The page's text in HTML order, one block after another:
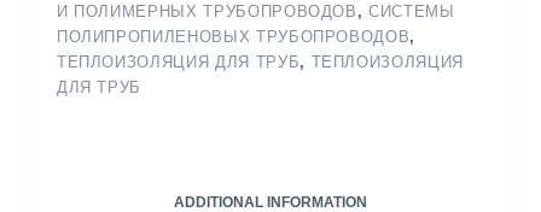
И ПОЛИМЕРНЫХ ТРУБОПРОВОДОВ ,СИСТЕМЫ
ПОЛИПРОПИЛЕНОВЫХ ТРУБОПРОВОДОВ,
ТЕПЛОИЗОЛЯЦИЯ ДЛЯ ТРУБ, ТЕПЛОИЗОЛЯЦИЯ
ДЛЯ ТРУБ
ADDITIONAL INFORMATION